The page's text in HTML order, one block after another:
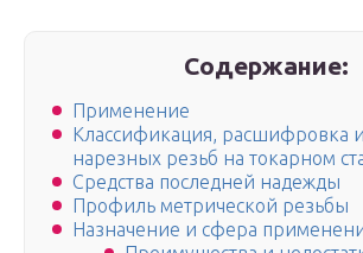
Содержание:
Применение
Классификация, расшифровка
нарезных резьб на токарном
Средства последней надежды
Профиль метрической резьбы
Назначение и сфера